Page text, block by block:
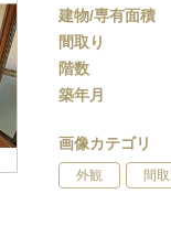
建物/専有面積
間取り
階数
築年月
画像カテゴリ
外観 間取